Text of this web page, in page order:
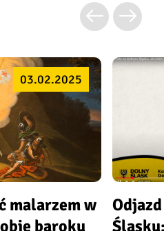
03.02.2025
malarzem w
baroku